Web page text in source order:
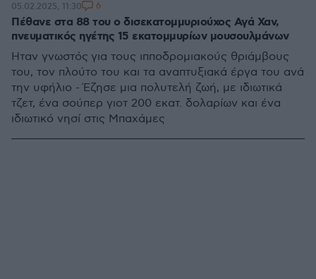
Πέθανε στα 88 του ο δισεκατομμυριούχος Αγά Χαν,
πνευματικός ηγέτης 15 εκατομμυρίων μουσουλμάνων
Ήταν γνωστός για τους ιπποδρομιακούς θριάμβους
του, τον πλούτο του και τα αναπτυξιακά έργα του ανά
την υφήλιο - Έζησε μια πολυτελή ζωή, με ιδιωτικά
τζετ, ένα σούπερ γιοτ 200 εκατ. δολαρίων και ένα
ιδιωτικό νησί στις Μπαχάμες
05.02.2025, 11:30 6